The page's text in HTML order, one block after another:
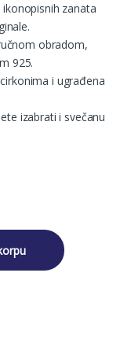
zanata
obradom,
925.
i ugrađena
izabrati i svečanu